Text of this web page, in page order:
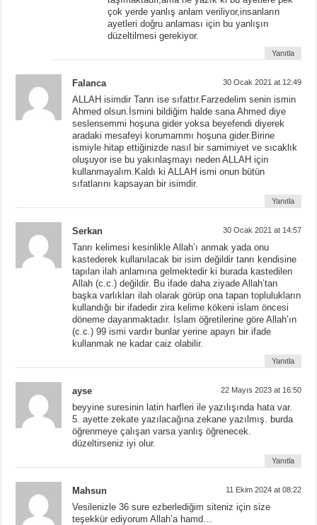
çok yerde yanlış anlam veriliyor,insanların
ayetleri doğru anlaması için bu yanlışın
düzeltilmesi gerekiyor.
Yanıtla
Falanca 30 Ocak 2021 at 12:49
ALLAH isimdir Tanrı ise sıfattır.Farzedelim senin ismin
Ahmed olsun.İsmini bildiğim halde sana Ahmed diye
seslensemmi hoşuna gider yoksa beyefendi diyerek
aradaki mesafeyi korumammı hoşuna gider.Birine
ismiyle hitap ettiğinizde nasıl bir samimiyet ve sıcaklık
oluşuyor ise bu yakınlaşmayı neden ALLAH için
kullanmayalım.Kaldı ki ALLAH ismi onun bütün
sıfatlarını kapsayan bir isimdir.
Yanıtla
Serkan 30 Ocak 2021 at 14:57
Tanrı kelimesi kesinlikle Allah’ı anmak yada onu
kastederek kullanılacak bir isim değildir tanrı kendisine
tapılan ilah anlamına gelmektedir ki burada kastedilen
Allah (c.c.) değildir. Bu ifade daha ziyade Allah’tan
başka varlıkları ilah olarak görüp ona tapan toplulukların
kullandığı bir ifadedir zira kelime kökeni islam öncesi
döneme dayanmaktadır. İslam öğretilerine göre Allah’ın
(c.c.) 99 ismi vardır bunlar yerine apayrı bir ifade
kullanmak ne kadar caiz olabilir.
Yanıtla
ayse 22 Mayıs 2023 at 16:50
beyyine suresinin latin harfleri ile yazılışında hata var.
5. ayette zekate yazılacağına zekane yazılmış. burda
öğrenmeye çalışan varsa yanlış öğrenecek.
düzeltirseniz iyi olur.
Yanıtla
Mahsun 11 Ekim 2024 at 08:22
Vesilenizle 36 sure ezberlediğim siteniz için size
teşekkür ediyorum Allah’a hamd…